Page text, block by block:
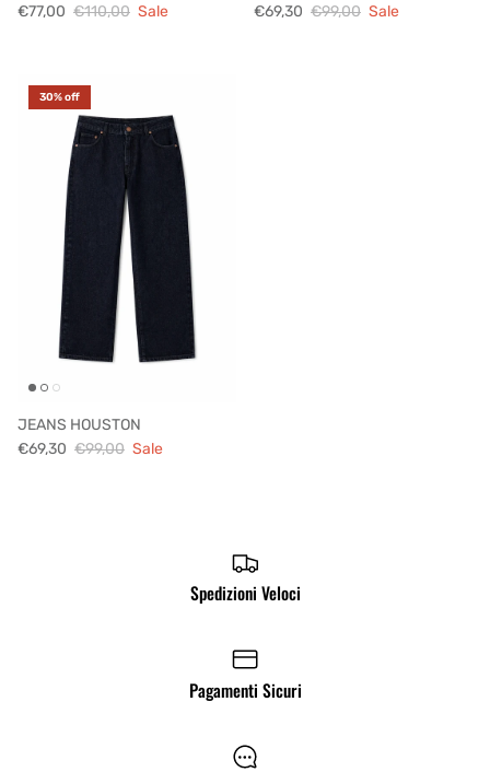
€77,00 €110,00 Sale
€69,30 €99,00 Sale
30% off
JEANS HOUSTON
€69,30 €99,00 Sale
Spedizioni Veloci
Pagamenti Sicuri